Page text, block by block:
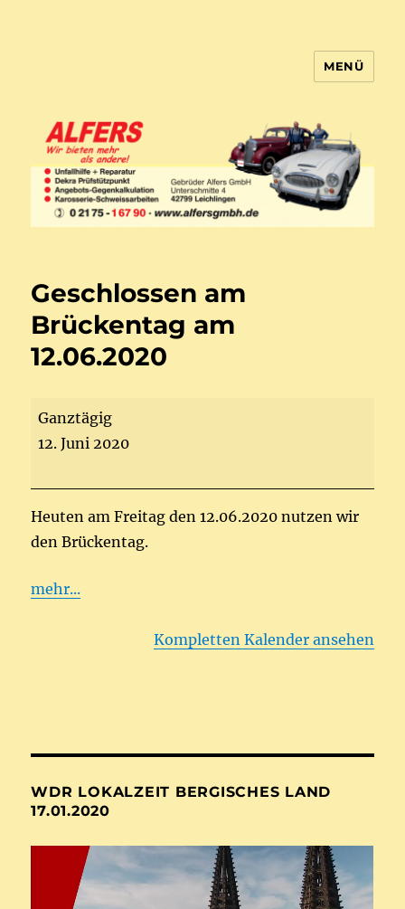
MENÜ
Geschlossen am
Brückentag am
12.06.2020
Geschlossen
am
am
12.06.2020
Ganztägig
12. Juni 2020
Heuten am Freitag den 12.06.2020 nutzen wir
den Brückentag.
mehr...
Kompletten Kalender ansehen
WDR LOKALZEIT BERGISCHES LAND
17.01.2020